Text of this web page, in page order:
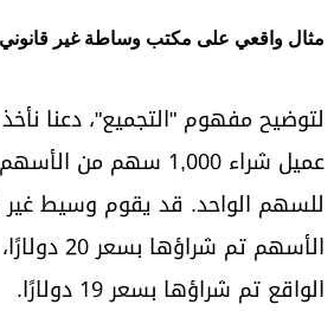
مثال واقعي على مكتب وساطة غير قانوني
لتوضيح مفهوم "التجميع"، دعنا
للسهم الواحد. قد يقوم وسيط غير
الأسهم تم
الواقع تم شراؤها بسعر 19 دولارًا.